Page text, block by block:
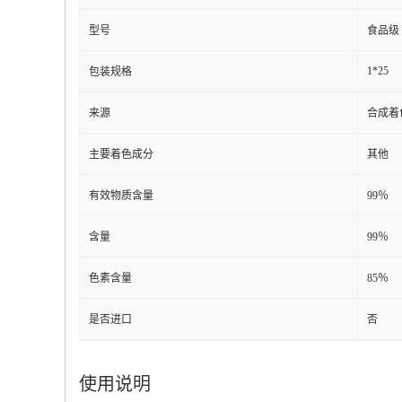
型号 食品级
包装规格 1*25
来源 合成着
主要着色成分 其他
有效物质含量 99％
含量 99％
色素含量 85％
是否进口 否
使用说明